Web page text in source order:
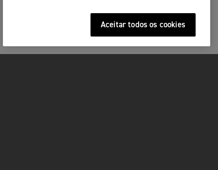
Aceitar todos os cookies